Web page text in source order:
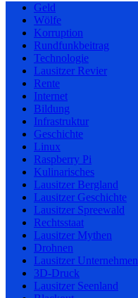
Geld
Wölfe
Korruption
Rundfunkbeitrag
Technologie
Lausitzer Revier
Rente
Internet
Bildung
Infrastruktur
Geschichte
Linux
Raspberry Pi
Kulinarisches
Lausitzer Bergland
Lausitzer Geschichte
Lausitzer Spreewald
Rechtsstaat
Lausitzer Mythen
Drohnen
Lausitzer Unternehmen
3D-Druck
Lausitzer Seenland